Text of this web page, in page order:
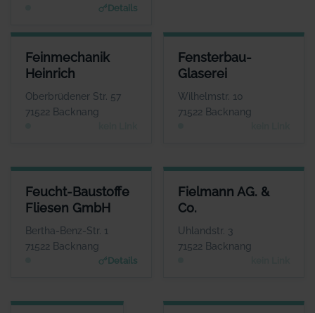
Details
Feinmechanik
Heinrich
Oberbrüdener Str. 57
71522 Backnang
FEINMECHANIK HEINRICH
ANSPRECHPARTNER
Herr Jürgen Heinrich
WEBSITE
Keine Website hinterlegt
Fensterbau-
Glaserei
Wilhelmstr. 10
71522 Backnang
FENSTERBAU-GLASEREI
ANSPRECHPARTNER
Herr Jörg Fahrbach
Feucht-Baustoffe
Fliesen GmbH
Bertha-Benz-Str. 1
71522 Backnang
Details
FEUCHT-BAUSTOFFE FLIESEN GMBH
ANSPRECHPARTNER
Herr Volker Nasser
WEBSITE
www.feucht-backnang.de
Fielmann AG. &
Co.
Uhlandstr. 3
71522 Backnang
FIELMANN AG. & CO.
Keine Website hinterlegt